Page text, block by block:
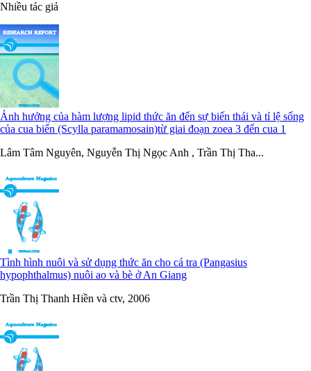
Nhiều tác giả
Ảnh hưởng của hàm lượng lipid thức ăn đến sự biến thái và tỉ lệ sống
của cua biển (Scylla paramamosain)từ giai đoạn zoea 3 đến cua 1
Lâm Tâm Nguyên, Nguyễn Thị Ngọc Anh , Trần Thị Tha...
Tình hình nuôi và sử dụng thức ăn cho cá tra (Pangasius
hypophthalmus) nuôi ao và bè ở An Giang
Trần Thị Thanh Hiền và ctv, 2006